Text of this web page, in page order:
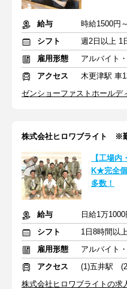
給与
時給1500円
シフト
週2日以上 1
雇用形態
アルバイト
アクセス
木更津駅 車
ゼンショーファストホールデ
株式会社ヒロワブライト ※
【工場
K★完全
多数！
給与
日給1万
シフト
1日8時間以
雇用形態
アルバイト
アクセス
(1)五井駅
株式会社ヒロワブライトの求